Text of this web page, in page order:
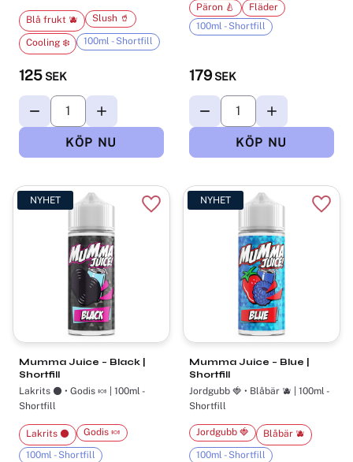
125 SEK
Blå frukt 🫐 Slush 🥤
Cooling ❄️ 100ml - Shortfill
179 SEK
Päron 🍐
Fläder
100ml - Shortfill
Mumma Juice – Black |
Shortfill
Lakrits ⚫ • Godis 🍬 | 100ml -
Shortfill
Lakrits ⚫ Godis 🍬
100ml - Shortfill
NYHET
Lägg till i favoriter
Mumma Juice – Blue |
Shortfill
Jordgubb 🍓 • Blåbär 🫐 | 100ml -
Shortfill
Jordgubb 🍓
Blåbär 🫐
100ml - Shortfill
NYHET